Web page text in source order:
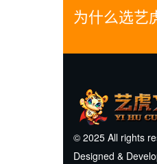
为什么选艺
© 2025 All rights
Designed &